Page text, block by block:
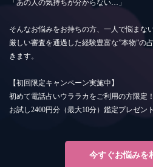
「あの人の気持ちが分からない…」
そんなお悩みをお持ちの方、一人で悩まな
厳しい審査を通過した経験豊富な”本物”の
きます。
【初回限定キャンペーン実施中】
初めて電話占いウララカをご利用の方限定！
お試し2400円分（最大10分）鑑定プレゼント
今すぐお悩みを